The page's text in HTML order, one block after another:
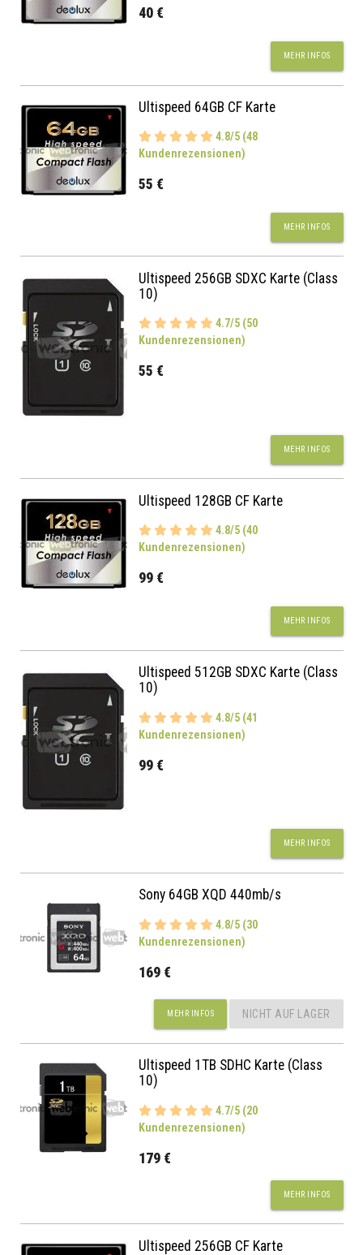
40 €
MEHR INFOS
Ultispeed 64GB CF Karte
4.8/5 (48
Kundenrezensionen)
55 €
MEHR INFOS
Ultispeed 256GB SDXC Karte (Class
10)
4.7/5 (50
Kundenrezensionen)
55 €
MEHR INFOS
Ultispeed 128GB CF Karte
4.8/5 (40
Kundenrezensionen)
99 €
MEHR INFOS
Ultispeed 512GB SDXC Karte (Class
10)
4.8/5 (41
Kundenrezensionen)
99 €
MEHR INFOS
Sony 64GB XQD 440mb/s
4.8/5 (30
Kundenrezensionen)
169 €
MEHR INFOS NICHT AUF LAGER
Ultispeed 1TB SDHC Karte (Class
10)
4.7/5 (20
Kundenrezensionen)
179 €
MEHR INFOS
Ultispeed 256GB CF Karte